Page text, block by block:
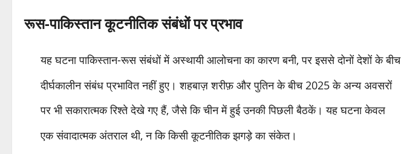
रूस-पाकिस्तान कूटनीतिक संबंधों पर प्रभाव
यह घटना पाकिस्तान-रूस संबंधों में अस्थायी आलोचना का कारण बनी, पर इससे दोनों देशों के बीच
दीर्घकालीन संबंध प्रभावित नहीं हुए। शहबाज़ शरीफ़ और पुतिन के बीच 2025 के अन्य अवसरों
पर भी सकारात्मक रिश्ते देखे गए हैं, जैसे कि चीन में हुई उनकी पिछली बैठकें। यह घटना केवल
एक संवादात्मक अंतराल थी, न कि किसी कूटनीतिक झगड़े का संकेत।